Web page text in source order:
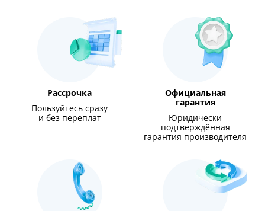
Рассрочка
Пользуйтесь сразу
и без переплат
Официальная
гарантия
Юридически
подтверждённая
гарантия производителя